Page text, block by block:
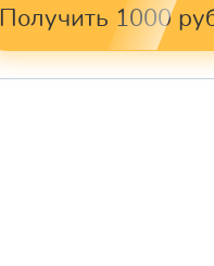
Получить 1000